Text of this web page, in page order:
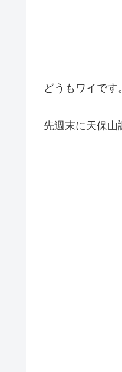
どうもワイです。
先週末に天保山